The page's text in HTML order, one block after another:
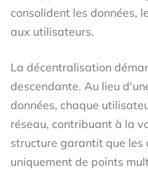
consolident les données,
aux utilisateurs.
La décentralisation
descendante. Au lieu
données, chaque
réseau, contribuant à la
structure garantit que les
uniquement de points